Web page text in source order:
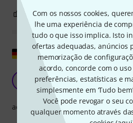
Com os nossos cookies,
lhe uma experiência de
tudo o que isso implica. Isto
ofertas adequadas, anúncios
memorização de
acordo, concorde com o
preferências, estatísticas e
simplesmente em ‘Tudo
Você pode revogar o seu
qualquer momento através
0 0 REPORTAR A
Mostrar original
Principal!
Iwop 10.12.2024
acabamento